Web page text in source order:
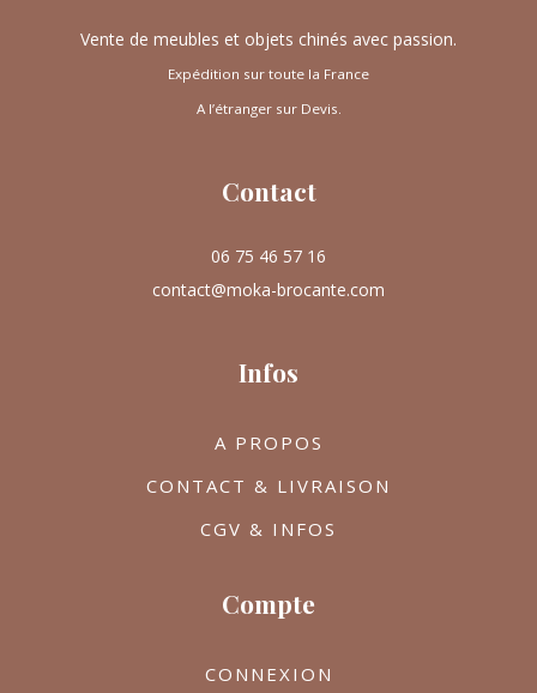
Vente de meubles et objets chinés avec passion.
Expédition sur toute la France
A l’étranger sur Devis.
Contact
06 75 46 57 16
contact@moka-brocante.com
Infos
A PROPOS
CONTACT & LIVRAISON
CGV & INFOS
Compte
CONNEXION